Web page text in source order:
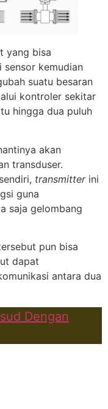
yang bisa
sensor kemudian
suatu besaran
kontroler sekitar
hingga dua puluh
akan
transduser.
transmitterini
guna
saja gelombang
pun bisa
dapat
antara dua
Dengan